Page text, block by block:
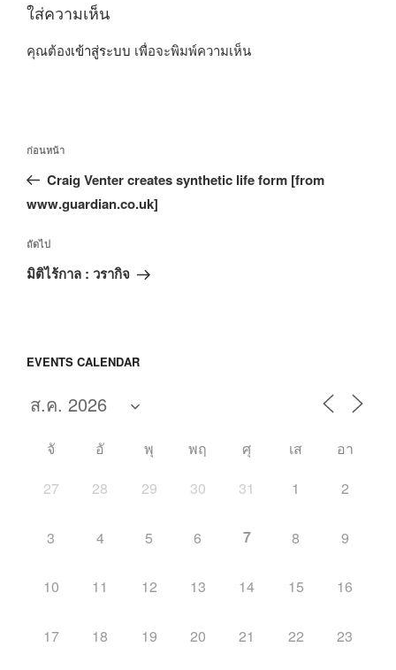
ใส่ความเห็น
คุณต้องเข้าสู่ระบบ เพื่อจะพิมพ์ความเห็น
แนะแนว
เรื่อง
เรื่อง
ก่อน
หน้า
ก่อนหน้า
Craig Venter creates synthetic life form [from
www.guardian.co.uk]
เรื่อง
ถัด
ถัดไป
มิติไร้กาล : วรากิจ
EVENTS CALENDAR
จั อั พุ พฤ ศุ เส
อา
27
28 29 30 31 1 2
3 4 5 6 7 8 9
10 11 12 13 14 15 16
17 18 19 20 21 22 23